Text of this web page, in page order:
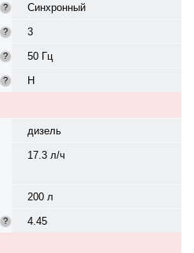
?
Синхронный
?
3
?
50 Гц
? H
дизель
17.3 л/ч
200 л
? 4.45